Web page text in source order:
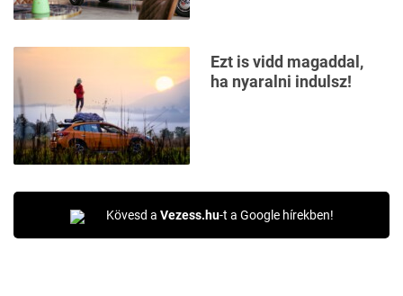
Ezt is vidd magaddal,
ha nyaralni indulsz!
Kövesd a Vezess.hu-t a Google hírekben!